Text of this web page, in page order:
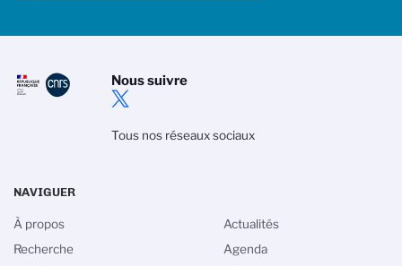
Nous suivre
Tous nos réseaux sociaux
NAVIGUER
À propos
Recherche
Actualités
Agenda